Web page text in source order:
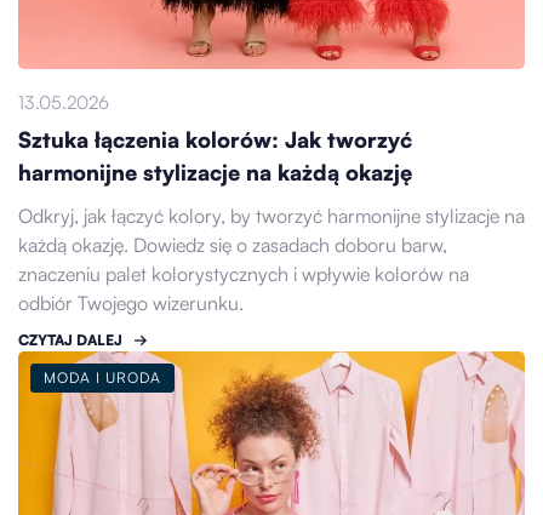
13.05.2026
Sztuka łączenia kolorów: Jak tworzyć
harmonijne stylizacje na każdą okazję
Odkryj, jak łączyć kolory, by tworzyć harmonijne stylizacje na
każdą okazję. Dowiedz się o zasadach doboru barw,
znaczeniu palet kolorystycznych i wpływie kolorów na
odbiór Twojego wizerunku.
CZYTAJ DALEJ
MODA I URODA